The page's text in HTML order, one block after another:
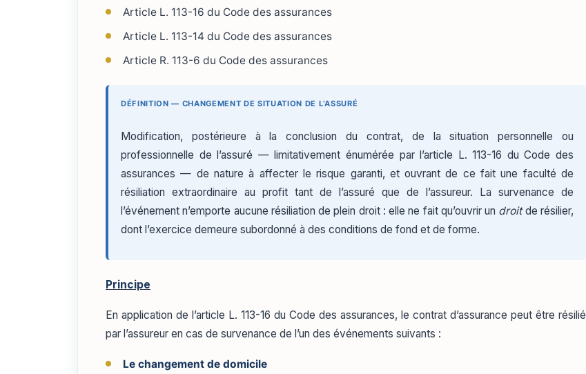
Article L. 113-16 du Code des assurances
Article L. 113-14 du Code des assurances
Article R. 113-6 du Code des assurances
DÉFINITION — CHANGEMENT DE SITUATION DE L’ASSURÉ
Modification, postérieure à la conclusion du contrat, de la situation personnelle ou
professionnelle de l’assuré — limitativement énumérée par l’article L. 113-16 du Code des
assurances — de nature à affecter le risque garanti, et ouvrant de ce fait une faculté de
résiliation extraordinaire au profit tant de l’assuré que de l’assureur. La survenance de
l’événement n’emporte aucune résiliation de plein droit : elle ne fait qu’ouvrir un droitde résilier,
dont l’exercice demeure subordonné à des conditions de fond et de forme.
Principe
En application de l’article L. 113-16 du Code des assurances, le contrat d’assurance peut être résilié
par l’assureur en cas de survenance de l’un des événements suivants :
Le changement de domicile